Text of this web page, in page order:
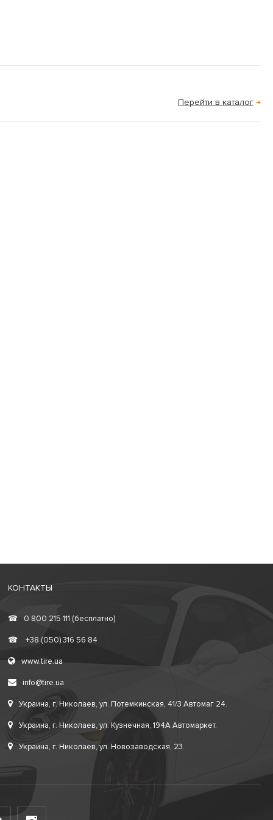
Перейти в каталог →
КОНТАКТЫ
☎ 0 800 215 111 (бесплатно)
☎ +38 (050) 316 56 84
www.tire.ua
info@tire.ua
Украина, г. Николаев, ул. Потемкинская, 41/3 Автомаг 24.
Украина, г. Николаев, ул. Кузнечная, 194А Автомаркет.
Украина, г. Николаев, ул. Новозаводская, 23.